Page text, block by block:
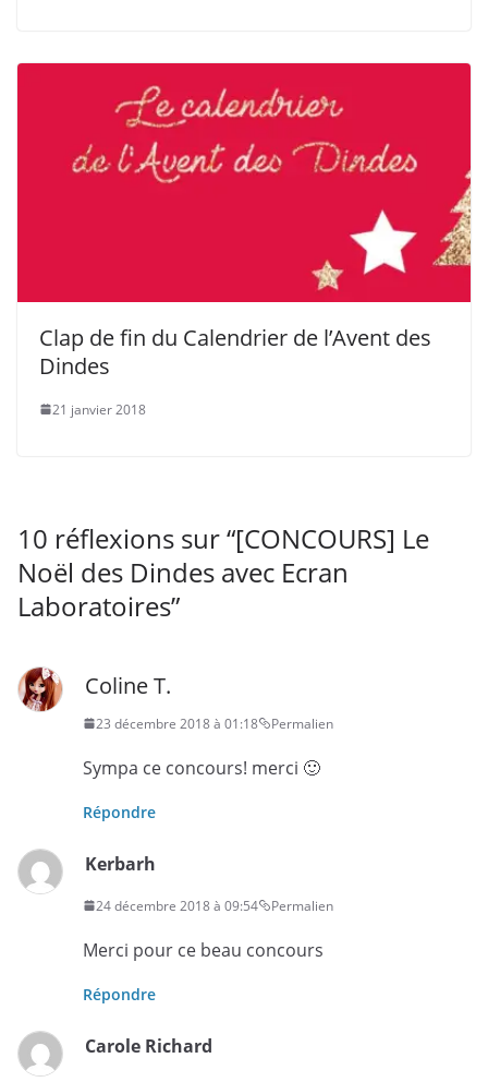
Clap de fin du Calendrier de l’Avent des
Dindes
21 janvier 2018
10 réflexions sur “[CONCOURS] Le
Noël des Dindes avec Ecran
Laboratoires”
Coline T.
23 décembre 2018 à 01:18 Permalien
Sympa ce concours! merci 🙂
Répondre
Kerbarh
24 décembre 2018 à 09:54 Permalien
Merci pour ce beau concours
Répondre
Carole Richard